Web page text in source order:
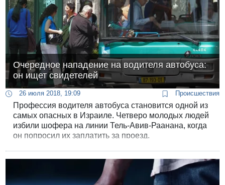
Очередное нападение на водителя автобуса:
он ищет свидетелей
26 июля 2018, 19:09 Происшествия
Профессия водителя автобуса становится одной из
самых опасных в Израиле. Четверо молодых людей
избили шофера на линии Тель-Авив-Раанана, когда
он попросил их заплатить за проезд.